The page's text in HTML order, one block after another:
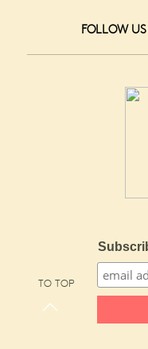
FOLLOW US
TO TOP